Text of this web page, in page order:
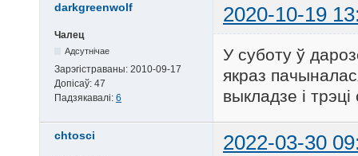
darkgreenwolf 2020-10-19
Чалец
Адсутнічае
Зарэгістраваны: 2010-09-17
Допісаў: 47
Падзякавалі: 6
У суботу ў
якраз
выкладзе і
chtosci 2022-03-30